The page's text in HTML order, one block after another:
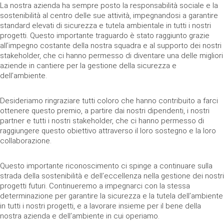
La nostra azienda ha sempre posto la responsabilità sociale e la
sostenibilità al centro delle sue attività, impegnandosi a garantire
standard elevati di sicurezza e tutela ambientale in tutti i nostri
progetti. Questo importante traguardo è stato raggiunto grazie
all’impegno costante della nostra squadra e al supporto dei nostri
stakeholder, che ci hanno permesso di diventare una delle migliori
aziende in cantiere per la gestione della sicurezza e
dell’ambiente.
Desideriamo ringraziare tutti coloro che hanno contribuito a farci
ottenere questo premio, a partire dai nostri dipendenti, i nostri
partner e tutti i nostri stakeholder, che ci hanno permesso di
raggiungere questo obiettivo attraverso il loro sostegno e la loro
collaborazione.
Questo importante riconoscimento ci spinge a continuare sulla
strada della sostenibilità e dell’eccellenza nella gestione dei nostri
progetti futuri. Continueremo a impegnarci con la stessa
determinazione per garantire la sicurezza e la tutela dell’ambiente
in tutti i nostri progetti, e a lavorare insieme per il bene della
nostra azienda e dell’ambiente in cui operiamo.